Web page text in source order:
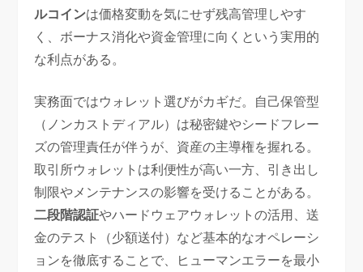
ルコインは価格変動を気にせず残高管理しやす
く、ボーナス消化や資金管理に向くという実用的
な利点がある。
実務面ではウォレット選びがカギだ。自己保管型
（ノンカストディアル）は秘密鍵やシードフレー
ズの管理責任が伴うが、資産の主導権を握れる。
取引所ウォレットは利便性が高い一方、引き出し
制限やメンテナンスの影響を受けることがある。
二段階認証やハードウェアウォレットの活用、送
金のテスト（少額送付）など基本的なオペレーシ
ョンを徹底することで、ヒューマンエラーを最小